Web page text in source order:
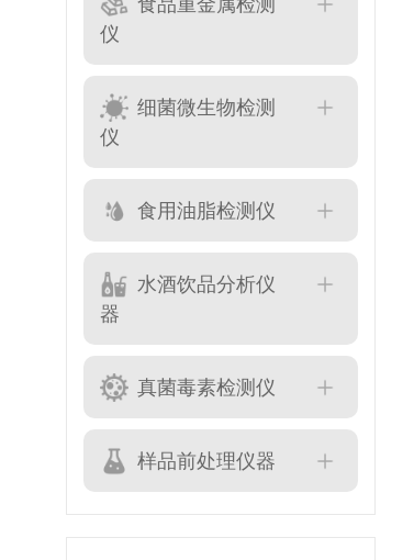
仪
细菌微生物检测
仪
食用油脂检测仪
水酒饮品分析仪
器
真菌毒素检测仪
样品前处理仪器